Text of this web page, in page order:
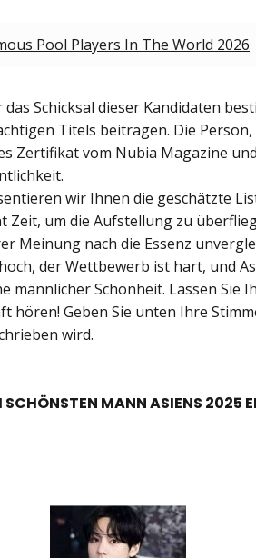
Pool Players In The World 2026
Schicksal dieser Kandidaten
Titels beitragen. Die
Zertifikat vom Nubia Magazine
wir Ihnen die geschätzte
Zeit, um die Aufstellung zu
Meinung nach die Essenz
der Wettbewerb ist hart, und
männlicher Schönheit. Lassen Sie
hören! Geben Sie unten Ihre
wird.
MANN ASIENS 2025